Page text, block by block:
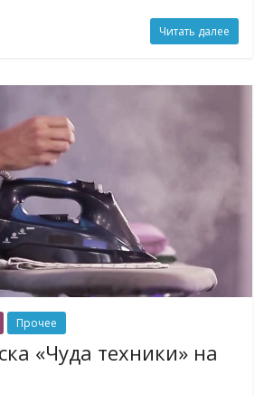
Читать далее
Прочее
«Чуда техники» на